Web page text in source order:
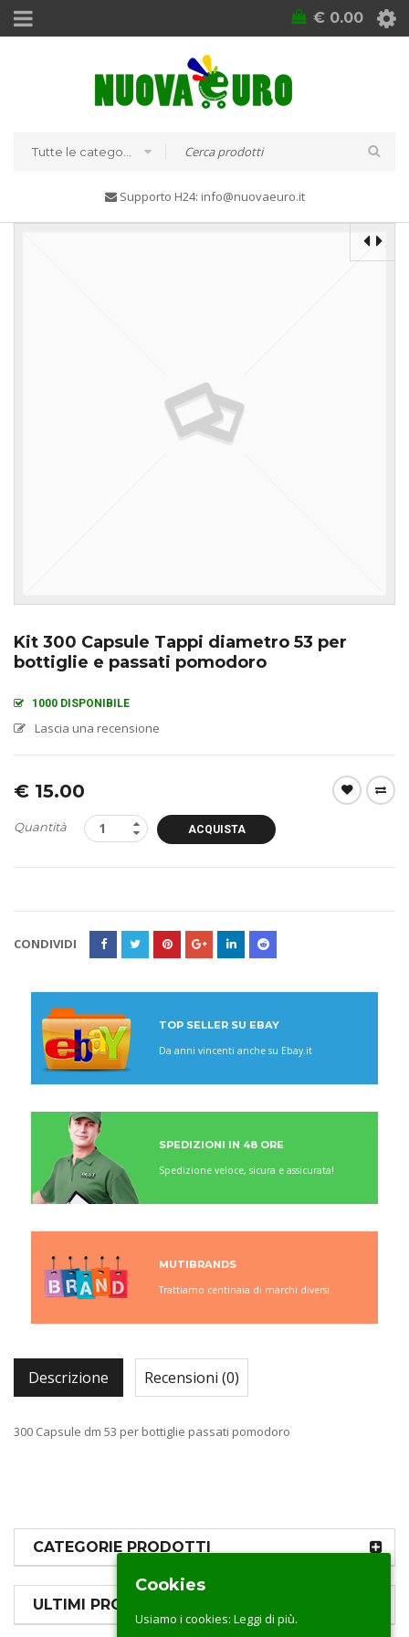
€ 0.00
Supporto H24: info@nuovaeuro.it
CATEGORIE PRODOTTI
ULTIMI PRODOTTI
Kit 300 Capsule Tappi diametro 53 per
bottiglie e passati pomodoro
1000 DISPONIBILE
Lascia una recensione
€ 15.00
Quantità ACQUISTA
CONDIVIDI
TOP SELLER SU EBAY
Da anni vincenti anche su Ebay.it
SPEDIZIONI IN 48 ORE
Spedizione veloce, sicura e assicurata!
MUTIBRANDS
Trattiamo centinaia di marchi diversi.
Descrizione Recensioni (0)
300 Capsule dm 53 per bottiglie passati pomodoro
Cookies
Usiamo i cookies: Leggi di più.